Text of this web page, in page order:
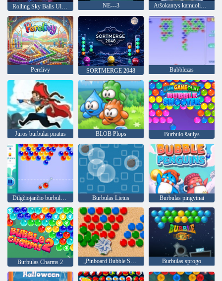
NE---3 Atšokantys kamuoliukai
Perelivy SORTMERGE 2048 Bubblezas
Jūros burbulai piratus BLOB Plops Burbulo šaulys
Dilgčiojančio burbulo šaulys Burbulas Lietus Burbulas pingvinai
Burbulas Charms 2 „Pinboard Bubble Shooter“ Burbulas sprogo